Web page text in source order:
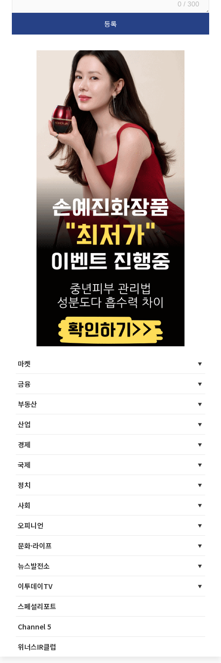
0 / 300
마켓
금융
부동산
산업
경제
국제
정치
사회
오피니언
문화·라이프
뉴스발전소
이투데이TV
스페셜리포트
Channel 5
위너스IR클럽